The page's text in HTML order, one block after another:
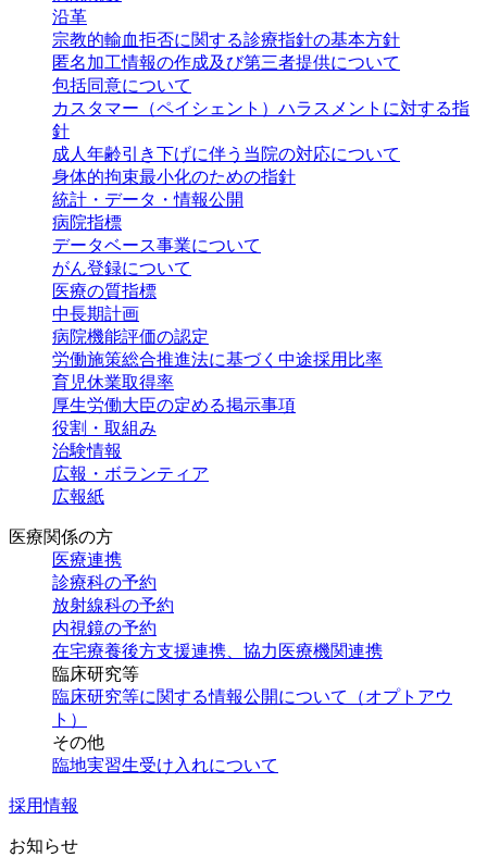
沿革
宗教的輸血拒否に関する診療指針の基本方針
匿名加工情報の作成及び第三者提供について
包括同意について
カスタマー（ペイシェント）ハラスメントに対する指
針
成人年齢引き下げに伴う当院の対応について
身体的拘束最小化のための指針
統計・データ・情報公開
病院指標
データベース事業について
がん登録について
医療の質指標
中長期計画
病院機能評価の認定
労働施策総合推進法に基づく中途採用比率
育児休業取得率
厚生労働大臣の定める掲示事項
役割・取組み
治験情報
広報・ ボランティア
広報紙
医療関係の方
医療連携
診療科の予約
放射線科の予約
内視鏡の予約
在宅療養後方支援連携、協力医療機関連携
臨床研究等
臨床研究等に関する情報公開について（オプトアウ
ト）
その他
臨地実習生受け入れについて
採用情報
お知らせ